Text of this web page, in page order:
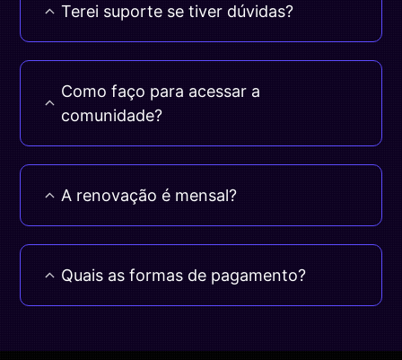
Terei suporte se tiver dúvidas?
Como faço para acessar a
comunidade?
A renovação é mensal?
Quais as formas de pagamento?